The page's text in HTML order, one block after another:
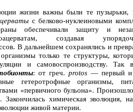
жизни важны были те пузырьки,
с белково-нуклеиновыми
обеспечивали защиту и
создавая
В дальнейшем сохранялись и
только те структуры,
и самовоспроизводству. Так
: от греч. protos — первый
гетеротрофные организмы,
«первичного бульона».
химическая эволюция,
живой материи.